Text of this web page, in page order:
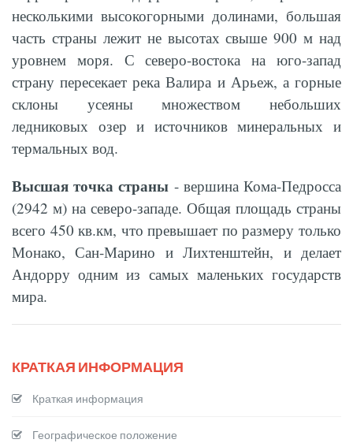
несколькими высокогорными долинами, большая
часть страны лежит не высотах свыше 900 м над
уровнем моря. С северо-востока на юго-запад
страну пересекает река Валира и Арьеж, а горные
склоны усеяны множеством небольших
ледниковых озер и источников минеральных и
термальных вод.
Высшая точка страны - вершина Кома-Педросса
(2942 м) на северо-западе. Общая площадь страны
всего 450 кв.км, что превышает по размеру только
Монако, Сан-Марино и Лихтенштейн, и делает
Андорру одним из самых маленьких государств
мира.
КРАТКАЯ ИНФОРМАЦИЯ
Краткая информация
Географическое положение